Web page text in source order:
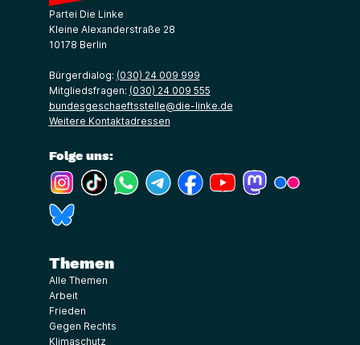
Partei Die Linke
Kleine Alexanderstraße 28
10178 Berlin
Bürgerdialog: (030) 24 009 999
Mitgliedsfragen: (030) 24 009 555
bundesgeschaeftsstelle@die-linke.de
Weitere Kontaktadressen
Folge uns:
(Link öffnet ein neues Fenster)
(Link öffnet ein neues Fenster)
(Link öffnet ein neues Fenster)
(Link öffnet ein neues Fenster)
(Link öffnet ein neues Fenster)
(Link öffnet ein neues
(Link öffnet ein
Themen
Alle Themen
Arbeit
Frieden
Gegen Rechts
Klimaschutz